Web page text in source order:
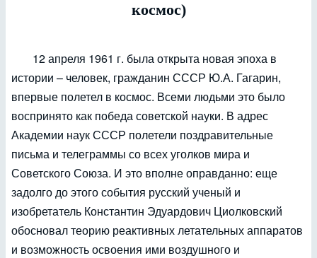
космос)
12 апреля 1961 г. была открыта новая эпоха в
истории – человек, гражданин СССР Ю.А. Гагарин,
впервые полетел в космос. Всеми людьми это было
воспринято как победа советской науки. В адрес
Академии наук СССР полетели поздравительные
письма и телеграммы со всех уголков мира и
Советского Союза. И это вполне оправданно: еще
задолго до этого события русский ученый и
изобретатель Константин Эдуардович Циолковский
обосновал теорию реактивных летательных аппаратов
и возможность освоения ими воздушного и